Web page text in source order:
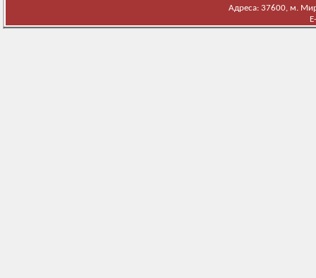
Адреса: 37600, м.